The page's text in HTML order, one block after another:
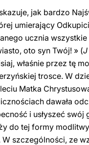
jak bardzo
umierający
ucznia
oto syn Twój! » (J
właśnie przez tę
trosce. W
Matka
dawała
i usłyszeć swój
do tej formy modlitwy
szczególności, ze